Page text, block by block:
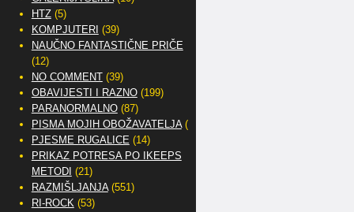
HTZ(5)
KOMPJUTERI (39)
NAUČNO FANTASTIČNE PRIČE
(12)
NO COMMENT(39)
OBAVIJESTI I RAZNO(199)
PARANORMALNO(87)
PISMA MOJIH OBOŽAVATELJA(2)
PJESME RUGALICE (14)
PRIKAZ POTRESA PO IKEEPS
METODI (21)
RAZMIŠLJANJA(551)
RI-ROCK(53)